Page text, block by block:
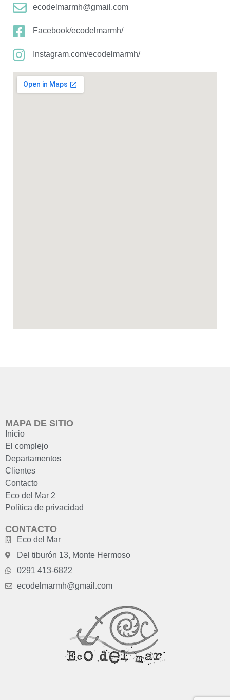
ecodelmarmh@gmail.com
Facebook/ecodelmarmh/
Instagram.com/ecodelmarmh/
MAPA DE SITIO
Inicio
El complejo
Departamentos
Clientes
Contacto
Eco del Mar 2
Política de privacidad
CONTACTO
Eco del Mar
Del tiburón 13, Monte Hermoso
0291 413-6822
ecodelmarmh@gmail.com